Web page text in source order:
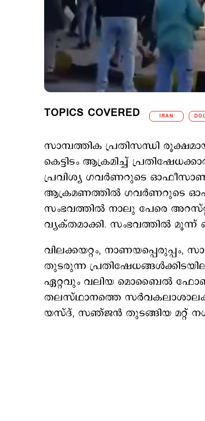
TOPICS COVERED IRAN
സാമ്പത്തിക പ്രതിസന്ധി
കെട്ടിടം ആക്രമിച്ച്
പ്രവിശ്യ ഗവര്‍ണറുടെ ഓഫീസാണ്
ആക്രമണത്തില്‍ ഗവര്‍ണറുടെ
സംഭവത്തില്‍ നാലു പേരെ
വ്യക്തമാക്കി. സംഭവത്തില്‍
വിലക്കയറ്റം, നാണയപ്പെരുപ്പം,
തുടരുന്ന
ഏറ്റവും വലിയ മൊബൈൽ ഫോൺ
തലസ്ഥാനത്തെ
യസ്ദ്, സഞ്ജൻ തുടങ്ങിയ മറ്റ്